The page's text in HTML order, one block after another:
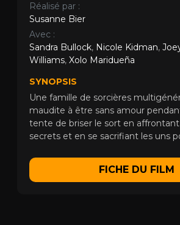
Réalisé par :
Susanne Bier
Avec :
Sandra Bullock, Nicole Kidman,
Williams, Xolo Maridueña
SYNOPSIS
Une famille de sorcières
maudite à être sans amour
tente de briser le sort en
secrets et en se sacrifiant les uns
FICHE DU FILM